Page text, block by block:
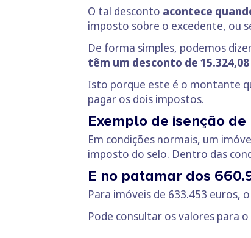
O tal desconto acontece
imposto sobre o excedente, ou
De forma simples, podemos
têm um desconto de
Isto porque este é o montante
pagar os dois impostos.
Exemplo de isenção
Em condições normais, um
imposto do selo. Dentro das
E no patamar dos
Para imóveis de 633.453 euros,
Pode consultar os valores para